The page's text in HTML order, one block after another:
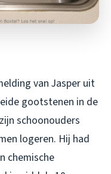
van Jasper uit
gootstenen in de
schoonouders
logeren. Hij had
chemische